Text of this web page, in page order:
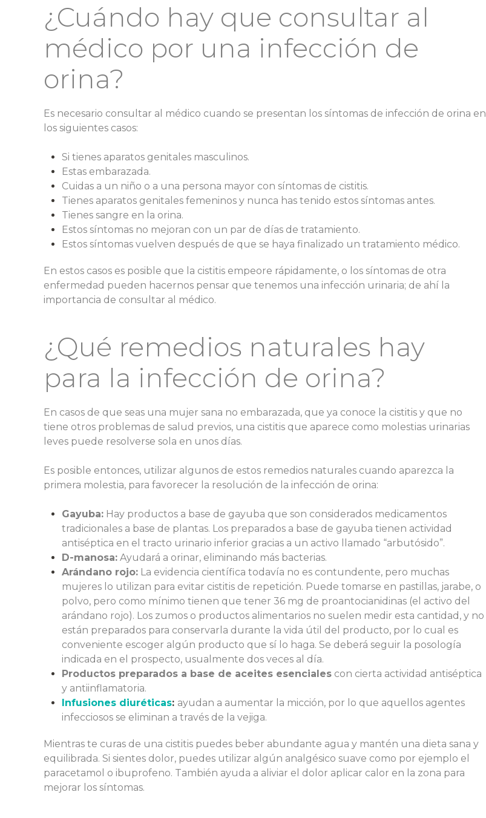
¿Cuándo hay que consultar al
médico por una infección de
orina?
Es necesario consultar al médico cuando se presentan los síntomas de infección de orina en
los siguientes casos:
Si tienes aparatos genitales masculinos.
Estas embarazada.
Cuidas a un niño o a una persona mayor con síntomas de cistitis.
Tienes aparatos genitales femeninos y nunca has tenido estos síntomas antes.
Tienes sangre en la orina.
Estos síntomas no mejoran con un par de días de tratamiento.
Estos síntomas vuelven después de que se haya finalizado un tratamiento médico.
En estos casos es posible que la cistitis empeore rápidamente, o los síntomas de otra
enfermedad pueden hacernos pensar que tenemos una infección urinaria; de ahí la
importancia de consultar al médico.
¿Qué remedios naturales hay
para la infección de orina?
En casos de que seas una mujer sana no embarazada, que ya conoce la cistitis y que no
tiene otros problemas de salud previos, una cistitis que aparece como molestias urinarias
leves puede resolverse sola en unos días.
Es posible entonces, utilizar algunos de estos remedios naturales cuando aparezca la
primera molestia, para favorecer la resolución de la infección de orina:
Gayuba: Hay productos a base de gayuba que son considerados medicamentos
tradicionales a base de plantas. Los preparados a base de gayuba tienen actividad
antiséptica en el tracto urinario inferior gracias a un activo llamado “arbutósido”.
D-manosa: Ayudará a orinar, eliminando más bacterias.
Arándano rojo: La evidencia científica todavía no es contundente, pero muchas
mujeres lo utilizan para evitar cistitis de repetición. Puede tomarse en pastillas, jarabe, o
polvo, pero como mínimo tienen que tener 36 mg de proantocianidinas (el activo del
arándano rojo). Los zumos o productos alimentarios no suelen medir esta cantidad, y no
están preparados para conservarla durante la vida útil del producto, por lo cual es
conveniente escoger algún producto que sí lo haga. Se deberá seguir la posología
indicada en el prospecto, usualmente dos veces al día.
Productos preparados a base de aceites esenciales con cierta actividad antiséptica
y antiinflamatoria.
Infusiones diuréticas: ayudan a aumentar la micción, por lo que aquellos agentes
infecciosos se eliminan a través de la vejiga.
Mientras te curas de una cistitis puedes beber abundante agua y mantén una dieta sana y
equilibrada. Si sientes dolor, puedes utilizar algún analgésico suave como por ejemplo el
paracetamol o ibuprofeno. También ayuda a aliviar el dolor aplicar calor en la zona para
mejorar los síntomas.